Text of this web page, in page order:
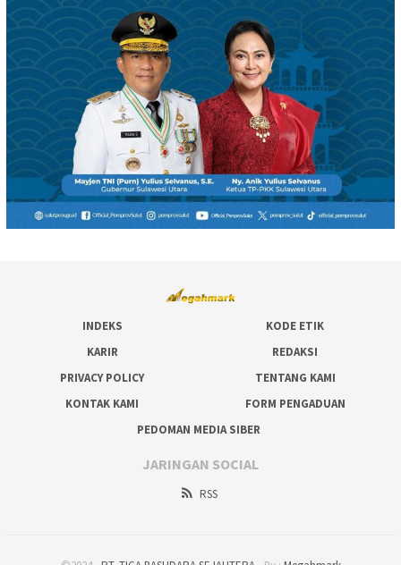
INDEKS
KODE ETIK
KARIR
REDAKSI
PRIVACY POLICY
TENTANG KAMI
KONTAK KAMI
FORM PENGADUAN
PEDOMAN MEDIA SIBER
JARINGAN SOCIAL
RSS